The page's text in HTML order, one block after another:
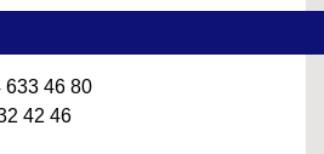
633 46 80
42 46